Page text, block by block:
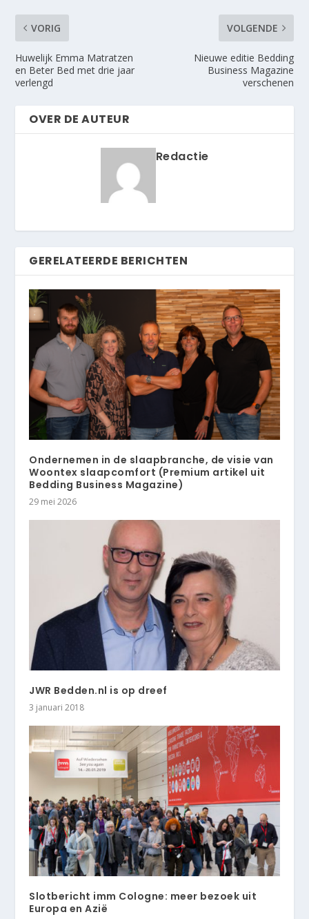
VORIG
Huwelijk Emma Matratzen
en Beter Bed met drie jaar
verlengd
VOLGENDE
Nieuwe editie Bedding
Business Magazine
verschenen
OVER DE AUTEUR
Redactie
GERELATEERDE BERICHTEN
Ondernemen in de slaapbranche, de visie van
Woontex slaapcomfort (Premium artikel uit
Bedding Business Magazine)
29 mei 2026
JWR Bedden.nl is op dreef
3 januari 2018
Slotbericht imm Cologne: meer bezoek uit
Europa en Azië